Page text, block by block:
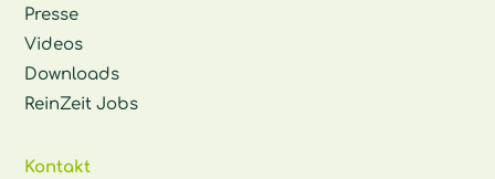
Presse
Videos
Downloads
ReinZeit Jobs
Kontakt